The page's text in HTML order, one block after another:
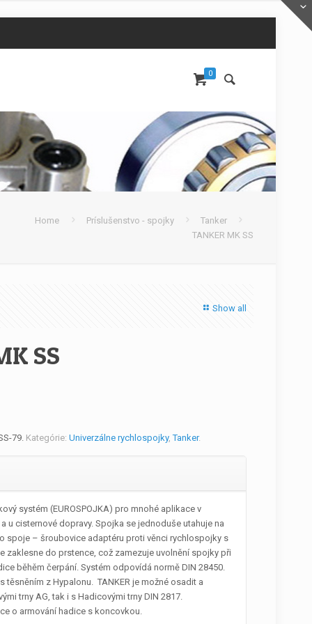
0
Home Príslušenstvo - spojky
Tanker
TANKER MK SS
Show all
SS
79. Kategórie:Univerzálne rychlospojky,Tanker.
systém (EUROSPOJKA) pro mnohé aplikace v
u cisternové dopravy. Spojka se jednoduše utahuje na
spoje – šroubovice adaptéru proti věnci rychlospojky s
zaklesne do prstence, což zamezuje uvolnění spojky při
běhěm čerpání. Systém odpovídá normě DIN 28450.
těsněním z Hypalonu. TANKER je možné osadit a
trny AG, tak i s Hadicovými trny DIN 2817.
o armování hadice s koncovkou.